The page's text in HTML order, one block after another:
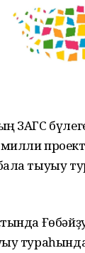
ЗАГС
тыуыу